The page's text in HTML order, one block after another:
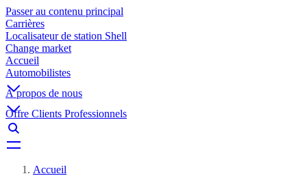
Passer au contenu principal
Carrières
Localisateur de station Shell
Change market
Accueil
Automobilistes
À propos de nous
Offre Clients Professionnels
Accueil